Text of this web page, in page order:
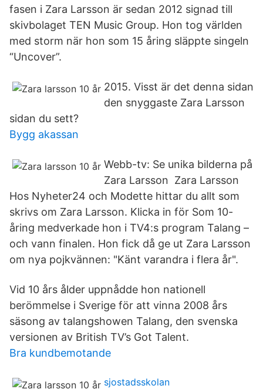
fasen i Zara Larsson är sedan 2012 signad till
skivbolaget TEN Music Group. Hon tog världen
med storm när hon som 15 åring släppte singeln
“Uncover”.
2015. Visst är det denna sidan
den snyggaste Zara Larsson
sidan du sett?
Bygg akassan
Webb-tv: Se unika bilderna på
Zara Larsson Zara Larsson​
Hos Nyheter24 och Modette hittar du allt som
skrivs om Zara Larsson. Klicka in för Som 10-
åring medverkade hon i TV4:s program Talang –
och vann finalen. Hon fick då ge ut Zara Larsson
om nya pojkvännen: "Känt varandra i flera år".
Vid 10 års ålder uppnådde hon nationell
berömmelse i Sverige för att vinna 2008 års
säsong av talangshowen Talang, den svenska
versionen av British TV’s Got Talent.
Bra kundbemotande
sjostadsskolan